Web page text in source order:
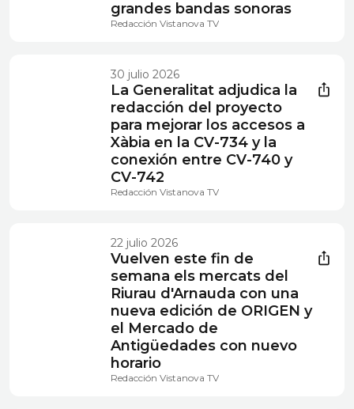
grandes bandas sonoras
Redacción Vistanova TV
30 julio 2026
La Generalitat adjudica la
redacción del proyecto
para mejorar los accesos a
Xàbia en la CV-734 y la
conexión entre CV-740 y
CV-742
Redacción Vistanova TV
22 julio 2026
Vuelven este fin de
semana els mercats del
Riurau d'Arnauda con una
nueva edición de ORIGEN y
el Mercado de
Antigüedades con nuevo
horario
Redacción Vistanova TV